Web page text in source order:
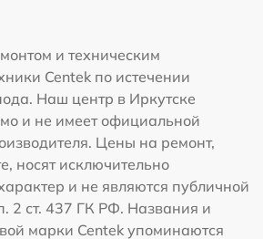
и техническим
Centek по истечении
Наш центр в Иркутске
и не имеет официальной
Цены на ремонт,
носят исключительно
и не являются публичной
2 ст. 437 ГК РФ. Названия и
марки Centek упоминаются